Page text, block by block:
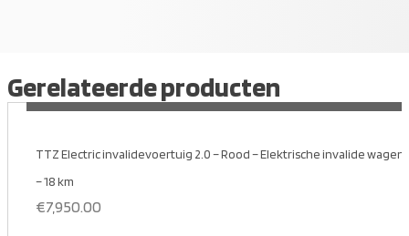
Gerelateerde producten
TTZ Electric invalidevoertuig 2.0 – Rood – Elektrische invalide wagen
– 18 km
€7,950.00